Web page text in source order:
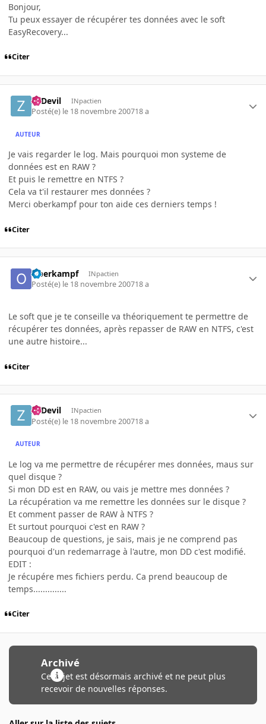
Bonjour,
Tu peux essayer de récupérer tes données avec le soft
EasyRecovery...
Citer
ZeDevil INpactien
Posté(e) le 18 novembre 200718 a
AUTEUR
Je vais regarder le log. Mais pourquoi mon systeme de
données est en RAW ?
Et puis le remettre en NTFS ?
Cela va t'il restaurer mes données ?
Merci oberkampf pour ton aide ces derniers temps !
Citer
Oberkampf INpactien
Posté(e) le 18 novembre 200718 a
Le soft que je te conseille va théoriquement te permettre de
récupérer tes données, après repasser de RAW en NTFS, c'est
une autre histoire...
Citer
ZeDevil INpactien
Posté(e) le 18 novembre 200718 a
AUTEUR
Le log va me permettre de récupérer mes données, maus sur
quel disque ?
Si mon DD est en RAW, ou vais je mettre mes données ?
La récupération va me remettre les données sur le disque ?
Et comment passer de RAW à NTFS ?
Et surtout pourquoi c'est en RAW ?
Beaucoup de questions, je sais, mais je ne comprend pas
pourquoi d'un redemarrage à l'autre, mon DD c'est modifié.
EDIT :
Je récupére mes fichiers perdu. Ca prend beaucoup de
temps..............
Citer
Archivé
Ce sujet est désormais archivé et ne peut plus
recevoir de nouvelles réponses.